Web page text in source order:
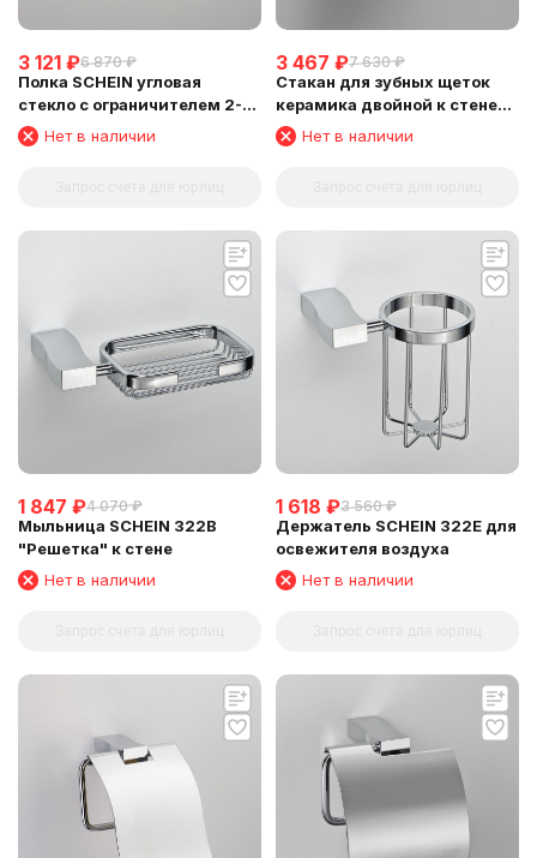
3 121 ₽6 870 ₽
Полка SCHEIN угловая
стекло с ограничителем 2-
этажная (NL3212B)
Нет в наличии
3 467 ₽7 630 ₽
Стакан для зубных щеток
керамика двойной к стене
SCHEIN (324C)
Нет в наличии
1 847 ₽4 070 ₽
Мыльница SCHEIN 322B
"Решетка" к стене
Нет в наличии
1 618 ₽3 560 ₽
Держатель SCHEIN 322Е для
освежителя воздуха
Нет в наличии